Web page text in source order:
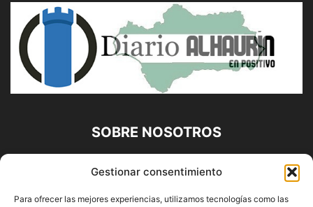
Gestionar consentimiento
Para ofrecer las mejores experiencias, utilizamos tecnologías como las
SOBRE NOSOTROS
Diario Alhaurín (www.alhaurindelatorre.com) Propiedad de
Francisco E. López López | 639 95 71 95 | Noticias de
Alhaurín de la Torre, Málaga y Provincia|